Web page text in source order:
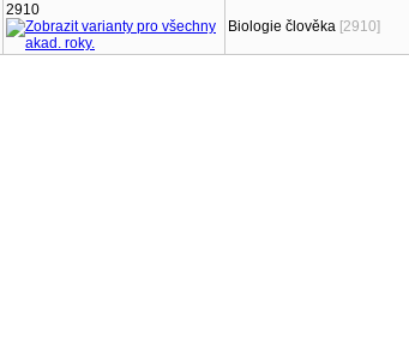
2910
Biologie člověka [2910]